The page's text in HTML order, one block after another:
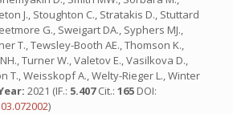
J., Stoughton C., Stratakis D., Stuttard
G., Sweigart DA., Syphers MJ.,
T., Tewsley-Booth AE., Thomson K.,
Turner W., Valetov E., Vasilkova D.,
T., Weisskopf A., Welty-Rieger L., Winter
2021 (IF.: 5.407Cit.: 165 DOI:
)